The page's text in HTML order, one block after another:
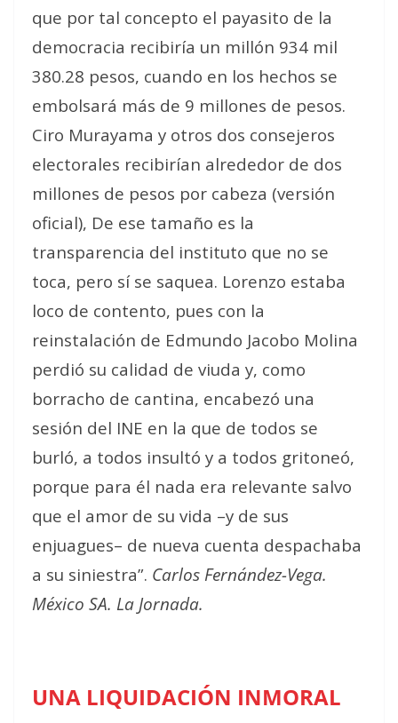
que por tal concepto el payasito de la
democracia recibiría un millón 934 mil
380.28 pesos, cuando en los hechos se
embolsará más de 9 millones de pesos.
Ciro Murayama y otros dos consejeros
electorales recibirían alrededor de dos
millones de pesos por cabeza (versión
oficial), De ese tamaño es la
transparencia del instituto que no se
toca, pero sí se saquea. Lorenzo estaba
loco de contento, pues con la
reinstalación de Edmundo Jacobo Molina
perdió su calidad de viuda y, como
borracho de cantina, encabezó una
sesión del INE en la que de todos se
burló, a todos insultó y a todos gritoneó,
porque para él nada era relevante salvo
que el amor de su vida –y de sus
enjuagues– de nueva cuenta despachaba
a su siniestra”. Carlos Fernández-Vega.
México SA. La Jornada.
UNA LIQUIDACIÓN INMORAL